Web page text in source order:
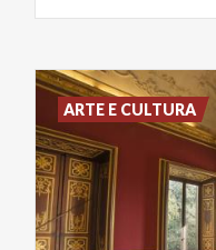
ARTE E CULTURA